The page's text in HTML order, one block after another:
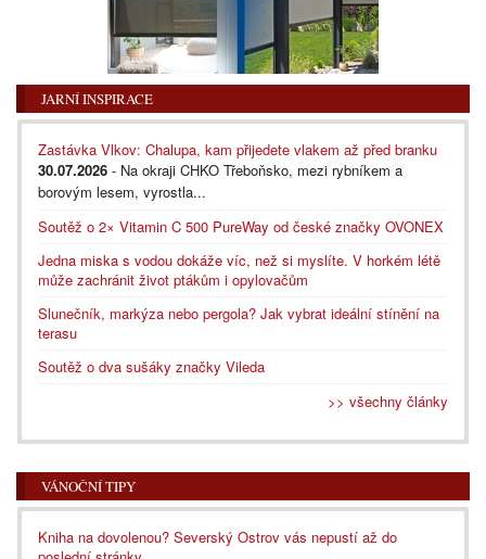
JARNÍ INSPIRACE
Zastávka Vlkov: Chalupa, kam přijedete vlakem až před branku
30.07.2026 - Na okraji CHKO Třeboňsko, mezi rybníkem a
borovým lesem, vyrostla...
Soutěž o 2× Vitamin C 500 PureWay od české značky OVONEX
Jedna miska s vodou dokáže víc, než si myslíte. V horkém létě
může zachránit život ptákům i opylovačům
Slunečník, markýza nebo pergola? Jak vybrat ideální stínění na
terasu
Soutěž o dva sušáky značky Vileda
>> všechny články
VÁNOČNÍ TIPY
Kniha na dovolenou? Severský Ostrov vás nepustí až do